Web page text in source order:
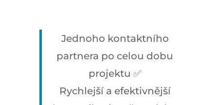
Jednoho kontaktního
partnera po celou dobu
projektu ✅
Rychlejší a efektivnější